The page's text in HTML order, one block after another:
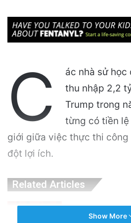
C
ác nhà sử học
thu nhập 2,2
Trump trong
từng có tiền lệ
giới giữa việc thực thi công
đột lợi ích.
Related Articles
Show More